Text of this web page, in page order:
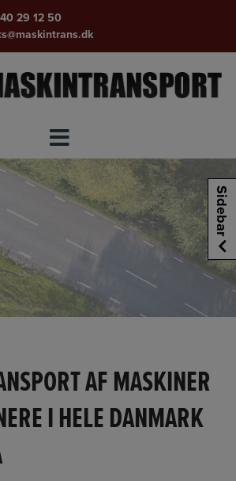
29 12 50
AF MASKINER
I HELE DANMARK
Sidebar